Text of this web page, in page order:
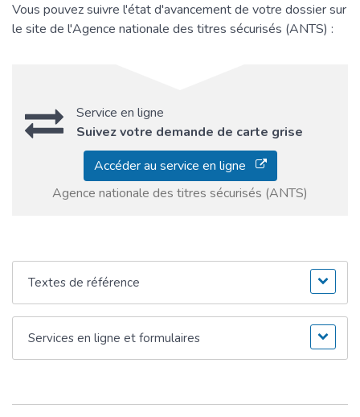
Vous pouvez suivre l'état d'avancement de votre dossier sur
le site de l'Agence nationale des titres sécurisés (ANTS) :
Service en ligne
Suivez votre demande de carte grise
Accéder au service en ligne
Agence nationale des titres sécurisés (ANTS)
Textes de référence
Services en ligne et formulaires